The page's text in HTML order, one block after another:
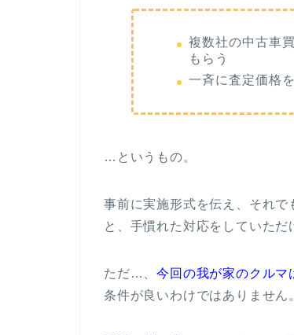
複数社の中古車
もらう
一斉に査定価格
…というもの。
事前に実施形式を伝え、それ
と、手慣れた対応をしていただ
ただ…、今回の我が家のクルマ
条件が良いわけではありません